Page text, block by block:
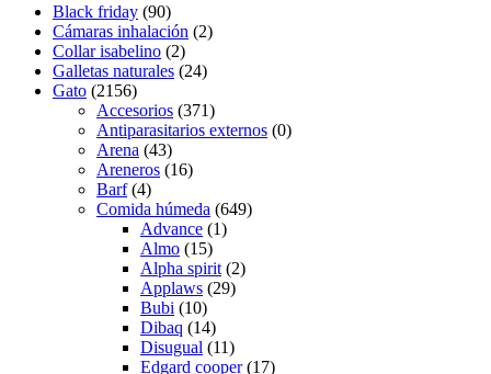
Black friday (90)
Cámaras inhalación (2)
Collar isabelino (2)
Galletas naturales (24)
Gato (2156)
Accesorios (371)
Antiparasitarios externos (0)
Arena (43)
Areneros (16)
Barf (4)
Comida húmeda (649)
Advance (1)
Almo (15)
Alpha spirit (2)
Applaws (29)
Bubi (10)
Dibaq (14)
Disugual (11)
Edgard cooper (17)